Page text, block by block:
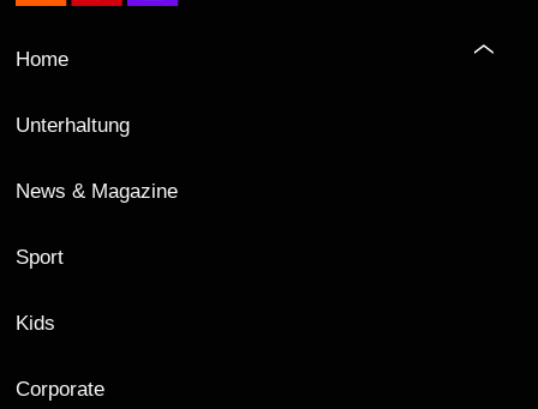
Home
Unterhaltung
News & Magazine
Sport
Kids
Corporate